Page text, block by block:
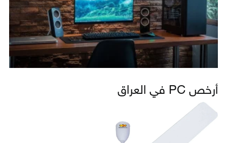
أرخص PC في العراق